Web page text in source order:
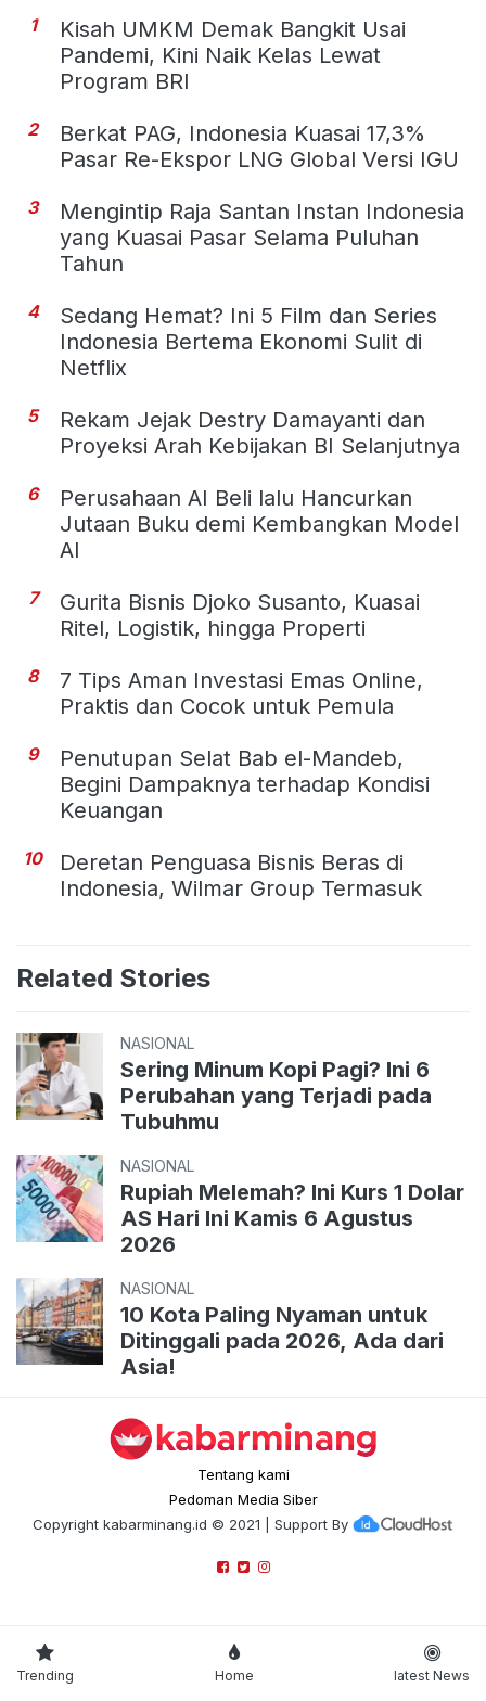
1
Kisah UMKM Demak Bangkit Usai
Pandemi, Kini Naik Kelas Lewat
Program BRI
2
Berkat PAG, Indonesia Kuasai 17,3%
Pasar Re-Ekspor LNG Global Versi IGU
3
Mengintip Raja Santan Instan Indonesia
yang Kuasai Pasar Selama Puluhan
Tahun
4
Sedang Hemat? Ini 5 Film dan Series
Indonesia Bertema Ekonomi Sulit di
Netflix
5
Rekam Jejak Destry Damayanti dan
Proyeksi Arah Kebijakan BI Selanjutnya
6
Perusahaan AI Beli lalu Hancurkan
Jutaan Buku demi Kembangkan Model
AI
7
Gurita Bisnis Djoko Susanto, Kuasai
Ritel, Logistik, hingga Properti
8
7 Tips Aman Investasi Emas Online,
Praktis dan Cocok untuk Pemula
9
Penutupan Selat Bab el-Mandeb,
Begini Dampaknya terhadap Kondisi
Keuangan
10
Deretan Penguasa Bisnis Beras di
Indonesia, Wilmar Group Termasuk
Related Stories
NASIONAL
Sering Minum Kopi Pagi? Ini 6
Perubahan yang Terjadi pada
Tubuhmu
NASIONAL
Rupiah Melemah? Ini Kurs 1 Dolar
AS Hari Ini Kamis 6 Agustus
2026
NASIONAL
10 Kota Paling Nyaman untuk
Ditinggali pada 2026, Ada dari
Asia!
Tentang kami
Pedoman Media Siber
Copyright kabarminang.id © 2021 | Support By
Trending Home latest News